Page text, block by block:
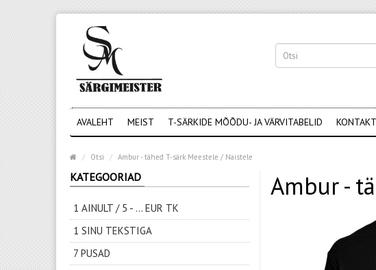
AVALEHT MEIST T-SÄRKIDE MÕÕDU- JA VÄRVITABELID KONTAKT
Otsi Ambur - tähed T-särk Meestele / Naistele
KATEGOORIAD
1 AINULT / 5 - ... EUR TK
1 SINU TEKSTIGA
7 PUSAD
Ambur -